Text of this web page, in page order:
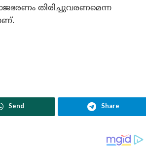
തിരിച്ചുവരണമെന്ന
Send Share